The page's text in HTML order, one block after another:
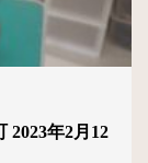
年2月12